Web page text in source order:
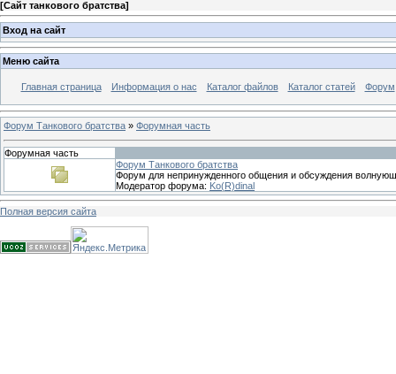
[Сайт танкового братства]
Вход на сайт
Меню сайта
Главная страница Информация о нас Каталог файлов Каталог статей Форум
Форум Танкового братства » Форумная часть
Форумная часть
Форум Танкового братства
Форум для непринужденного общения и обсуждения
Модератор форума: Ko(R)dinal
Полная версия сайта